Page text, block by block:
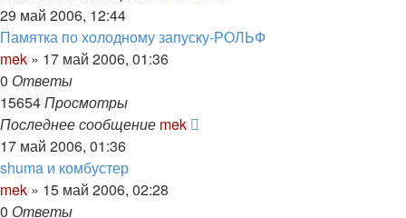
29 май 2006, 12:44
Памятка по холодному запуску-РОЛЬФ
mek » 17 май 2006, 01:36
0 Ответы
15654Просмотры
Последнее сообщение mek
17 май 2006, 01:36
shuma и комбустер
mek » 15 май 2006, 02:28
0 Ответы